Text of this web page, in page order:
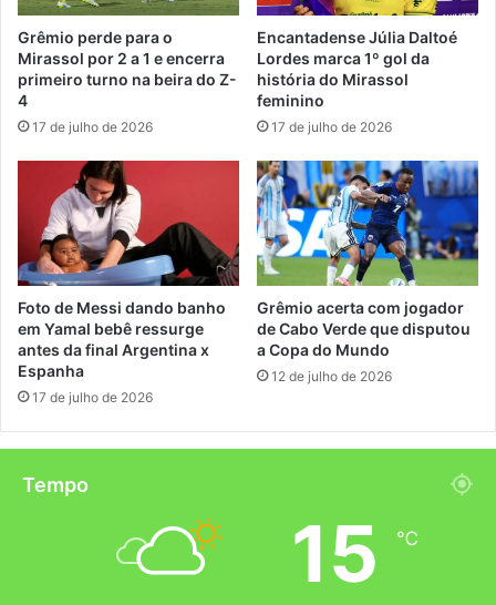
Grêmio perde para o
Mirassol por 2 a 1 e encerra
primeiro turno na beira do Z-
4
17 de julho de 2026
Encantadense Júlia Daltoé
Lordes marca 1º gol da
história do Mirassol
feminino
17 de julho de 2026
Foto de Messi dando banho
em Yamal bebê ressurge
antes da final Argentina x
Espanha
17 de julho de 2026
Grêmio acerta com jogador
de Cabo Verde que disputou
a Copa do Mundo
12 de julho de 2026
Tempo
15 ℃